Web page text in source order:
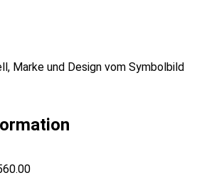
Marke und Design vom Symbolbild